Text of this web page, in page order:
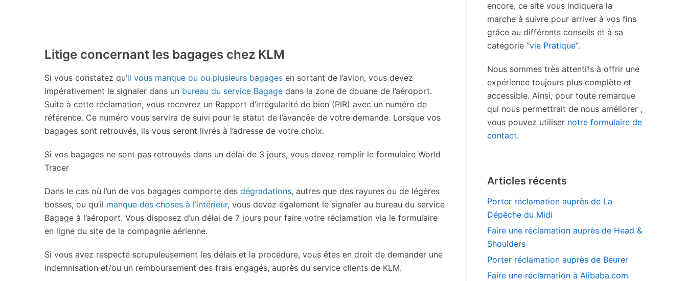
Litige concernant les bagages chez KLM
Si vous constatez qu’il vous manque ou ou plusieurs bagages en sortant de l’avion, vous devez
impérativement le signaler dans un bureau du service Bagage dans la zone de douane de l’aéroport.
Suite à cette réclamation, vous recevrez un Rapport d’irrégularité de bien (PIR) avec un numéro de
référence. Ce numéro vous servira de suivi pour le statut de l’avancée de votre demande. Lorsque vos
bagages sont retrouvés, ils vous seront livrés à l’adresse de votre choix.
Si vos bagages ne sont pas retrouvés dans un délai de 3 jours, vous devez remplir le formulaire World
Tracer
Dans le cas où l’un de vos bagages comporte des dégradations, autres que des rayures ou de légères
bosses, ou qu’il manque des choses à l’intérieur, vous devez également le signaler au bureau du service
Bagage à l’aéroport. Vous disposez d’un délai de 7 jours pour faire votre réclamation via le formulaire
en ligne du site de la compagnie aérienne.
Si vous avez respecté scrupuleusement les délais et la procédure, vous êtes en droit de demander une
indemnisation et/ou un remboursement des frais engagés, auprès du service clients de KLM.
encore, ce site vous indiquera la
marche à suivre pour arriver à vos fins
grâce au différents conseils et à sa
catégorie “vie Pratique“.
Nous sommes très attentifs à offrir une
expérience toujours plus complète et
accessible. Ainsi, pour toute remarque
qui nous permettrait de nous améliorer ,
vous pouvez utiliser notre formulaire de
contact.
Articles récents
Porter réclamation auprès de La
Dépêche du Midi
Faire une réclamation auprès de Head &
Shoulders
Porter réclamation auprès de Beurer
Faire une réclamation à Alibaba.com